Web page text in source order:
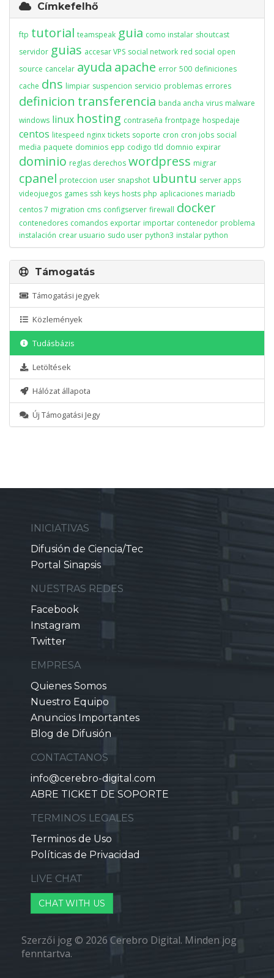
Címkefelhő
ftp tutorial teamspeak guia como instalar shoutcast
servidor guias accesar VPS social network red social open
source cancelar ayuda apache error 500 definiciones
cache dns limpiar suspencion servicio problemas errores
definicion transferencia banda ancha virus malware
windows linux hosting contraseña frontpage hospedaje
centos litespeed nginx tickets soporte cron cron jobs social
media paquete dominios epp codigo tld domnio expirar
dominio reglas derechos wordpress migrar
cpanel proteccion user snapshot ubuntu server apps
videojuegos games ssh keys hosts php aplicaciones mariadb
centos 7 migration cms configserver firewall docker
contenedores comandos exportar importar contenedor problema
instalación crear usuario sudo user python3 instalar python
Támogatás
Támogatási jegyek
Közlemények
Tudásbázis
Letöltések
Hálózat állapota
Új Támogatási Jegy
INICIATIVAS
Difusión de Ciencia/Tec
Portal Sinapsis
NUESTRAS REDES
Facebook
Instagram
Twitter
EMPRESA
Quienes Somos
Nuestro Equipo
Anuncios Importantes
Blog de Difusión
CONTACTANOS
info@cerebro-digital.com
ABRE TICKET DE SOPORTE
TERMINOS LEGALES
Terminos de Uso
Políticas de Privacidad
LIVE CHAT
CHAT WITH US
Szerzői jog © 2026 Cerebro Digital. Minden jog
fenntartva.